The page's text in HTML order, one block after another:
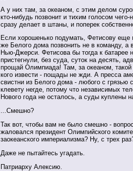
А у них там, за океаном, с этим делом
кто-нибудь позвонит и тихим голосом чего-
сразу делает в штаны, и поперек
Если хорошенько подумать, Фетисову еще
же Белого дома позвонить не в команду, а
Нью-Джерси. Фетисова бы тогда к батарее
пристегнули, без суда, суток на десять,
прощай Олимпиада! Там, за океаном,
кого извести - пощады не жди. А пресса
свистни из Белого дома - любого с грязью
клевету негде, потому что независимых
Нового года не осталось, а суды куплены
...Смешно?
Так вот, чтобы вам не было смешно -
жаловался президент Олимпийского
заокеанского империализма? Ну, с трех
Даже не пытайтесь угадать.
Патриарху Алексию.